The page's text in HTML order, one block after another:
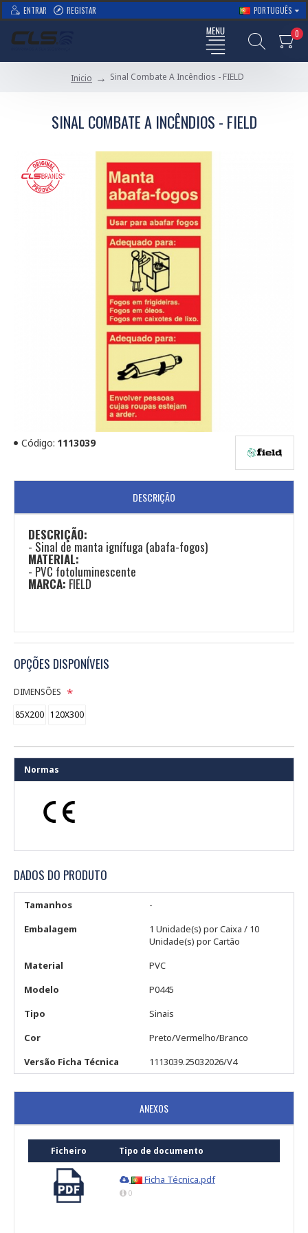
ENTRAR REGISTAR PORTUGUÊS
0
Inicio Sinal Combate A Incêndios - FIELD
SINAL COMBATE A INCÊNDIOS - FIELD
Código: 1113039
DESCRIÇÃO
DESCRIÇÃO:
- Sinal de manta ignífuga (abafa-fogos)
MATERIAL:
​- PVC fotoluminescente
MARCA: FIELD
OPÇÕES DISPONÍVEIS
DIMENSÕES
85X200 120X300
Normas
DADOS DO PRODUTO
Tamanhos
-
Embalagem
1 Unidade(s) por Caixa / 10
Unidade(s) por Cartão
Material
PVC
Modelo
P0445
Tipo
Sinais
Cor
Preto/Vermelho/Branco
Versão Ficha Técnica
1113039.25032026/V4
ANEXOS
Ficheiro Tipo de documento
Ficha Técnica.pdf
0